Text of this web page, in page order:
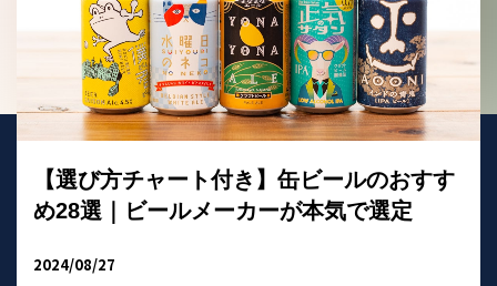
【選び方チャート付き】缶ビールのおすす
め28選｜ビールメーカーが本気で選定
2024/08/27